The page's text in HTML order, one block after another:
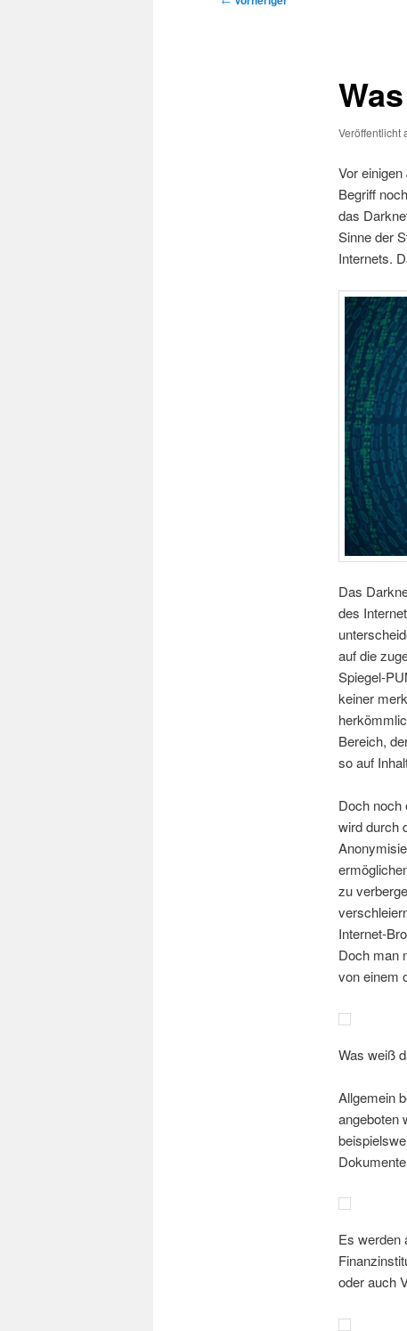
Veröffentlicht
Vor
Begriff
das
Sinne der
Internets.
Das
des
auf die
Spiegel-
keiner
Bereich,
so auf
Doch noch
wird durch
zu
Internet-
Doch man
von einem
Was weiß
Allgemein
angeboten
Es werden
oder auch